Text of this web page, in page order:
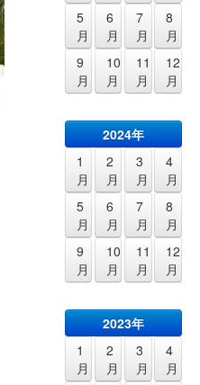
5
月
6
月
7
月
8
月
9
月
10
月
11
月
12
月
2024年
1
月
2
月
3
月
4
月
5
月
6
月
7
月
8
月
9
月
10
月
11
月
12
月
2023年
1
月
2
月
3
月
4
月